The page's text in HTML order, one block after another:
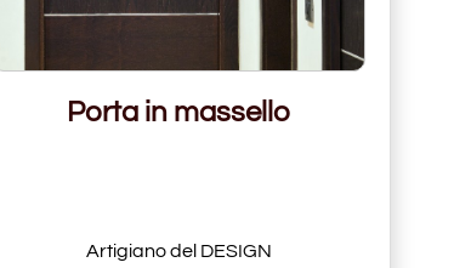
Porta in massello
Artigiano del DESIGN